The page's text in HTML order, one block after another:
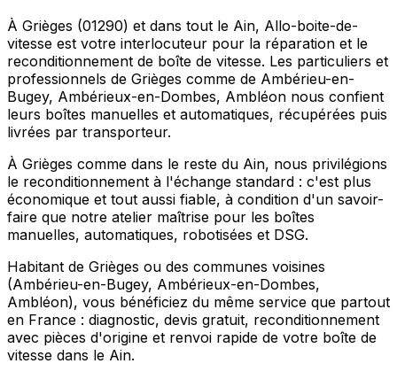
À Grièges (01290) et dans tout le Ain, Allo-boite-de-
vitesse est votre interlocuteur pour la réparation et le
reconditionnement de boîte de vitesse. Les particuliers et
professionnels de Grièges comme de Ambérieu-en-
Bugey, Ambérieux-en-Dombes, Ambléon nous confient
leurs boîtes manuelles et automatiques, récupérées puis
livrées par transporteur.
À Grièges comme dans le reste du Ain, nous privilégions
le reconditionnement à l'échange standard : c'est plus
économique et tout aussi fiable, à condition d'un savoir-
faire que notre atelier maîtrise pour les boîtes
manuelles, automatiques, robotisées et DSG.
Habitant de Grièges ou des communes voisines
(Ambérieu-en-Bugey, Ambérieux-en-Dombes,
Ambléon), vous bénéficiez du même service que partout
en France : diagnostic, devis gratuit, reconditionnement
avec pièces d'origine et renvoi rapide de votre boîte de
vitesse dans le Ain.